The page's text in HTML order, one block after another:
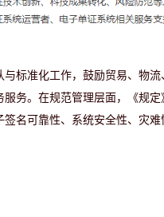
标准化工作， 鼓励贸易、物
务。 在规范管理层面，《规
名可靠性、系统安全性、灾